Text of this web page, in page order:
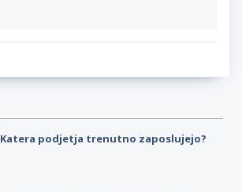
Katera podjetja trenutno zaposlujejo?